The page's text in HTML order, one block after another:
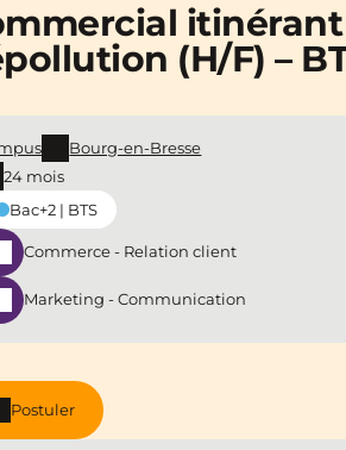
(H/F) –
Postuler
Bourg-en-Bresse
24 mois
Bac+2 | BTS
Commerce - Relation client
Marketing - Communication